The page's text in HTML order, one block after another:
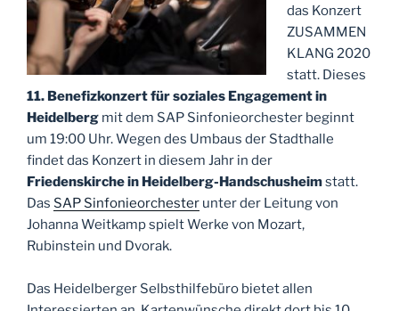
das Konzert
ZUSAMMEN
KLANG 2020
statt. Dieses
11. Benefizkonzert für soziales Engagement in
Heidelberg mit dem SAP Sinfonieorchester beginnt
um 19:00 Uhr. Wegen des Umbaus der Stadthalle
findet das Konzert in diesem Jahr in der
Friedenskirche in Heidelberg-Handschusheimstatt.
Das SAP Sinfonieorchester unter der Leitung von
Johanna Weitkamp spielt Werke von Mozart,
Rubinstein und Dvorak.
Das Heidelberger Selbsthilfebüro bietet allen